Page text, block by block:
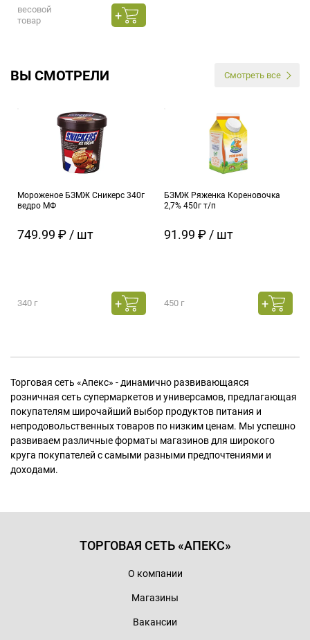
весовой
товар
ВЫ СМОТРЕЛИ Смотреть все
Мороженое БЗМЖ Сникерс 340г
ведро МФ
749.99 ₽ / шт
340 г
БЗМЖ Ряженка Кореновочка
2,7% 450г т/п
91.99 ₽ / шт
450 г
Торговая сеть «Апекс» - динамично развивающаяся
розничная сеть супермаркетов и универсамов, предлагающая
покупателям широчайший выбор продуктов питания и
непродовольственных товаров по низким ценам. Мы успешно
развиваем различные форматы магазинов для широкого
круга покупателей с самыми разными предпочтениями и
доходами.
ТОРГОВАЯ СЕТЬ «АПЕКС»
О компании
Магазины
Вакансии